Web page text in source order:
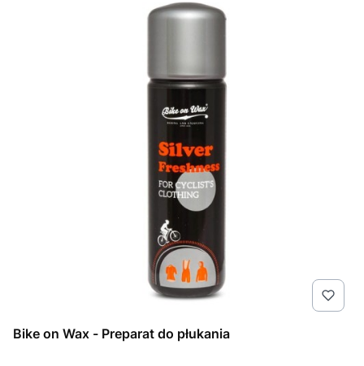
Bike on Wax - Preparat do płukania